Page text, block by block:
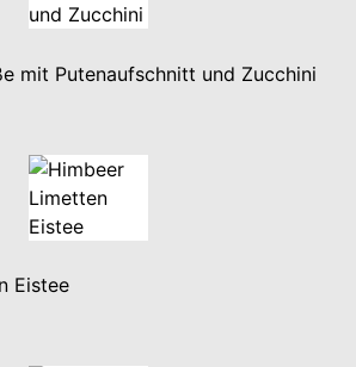
mit Putenaufschnitt und Zucchini
Eistee